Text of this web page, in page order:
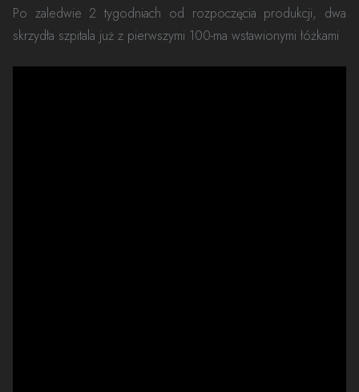
Po zaledwie 2 tygodniach od rozpoczęcia produkcji, dwa
skrzydła szpitala już z pierwszymi 100-ma wstawionymi łóżkami